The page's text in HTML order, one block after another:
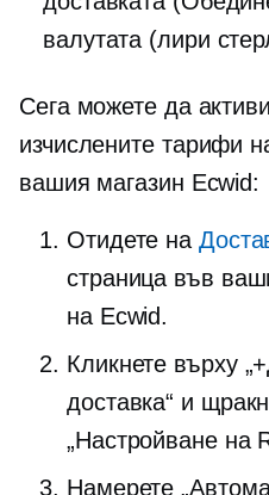
валутата (лири
Сега можете да
изчислените тарифи
вашия магазин Ecwid:
Отидете на
страница във
на Ecwid.
Кликнете върху
доставка“ и
„Настройване на
Намерете